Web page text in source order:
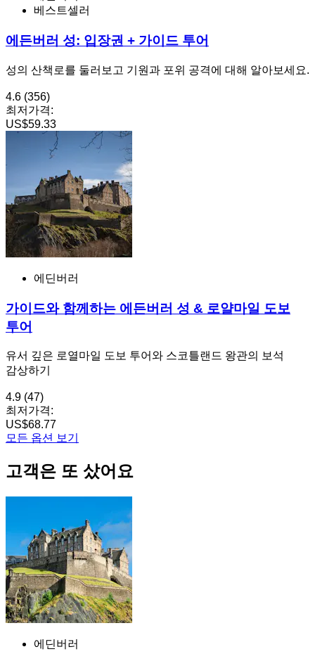
베스트셀러
에든버러 성: 입장권 + 가이드 투어
성의 산책로를 둘러보고 기원과 포위 공격에 대해 알아보세요.
4.6 (356)
최저가격:
US$59.33
에딘버러
가이드와 함께하는 에든버러 성 & 로얄마일 도보
투어
유서 깊은 로열마일 도보 투어와 스코틀랜드 왕관의 보석
감상하기
4.9 (47)
최저가격:
US$68.77
모든 옵션 보기
고객은 또 샀어요
에딘버러